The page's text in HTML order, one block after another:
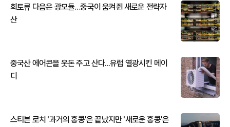
희토류 다음은 광모듈…중국이 움켜쥔 새로운 전략자
산
중국산 에어콘을 웃돈 주고 산다...유럽 열광시킨 메이
디
스티븐 로치 '과거의 홍콩'은 끝났지만 '새로운 홍콩'은